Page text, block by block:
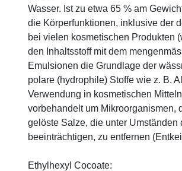
Wasser. Ist zu etwa 65 % am
die Körperfunktionen, inklusive der
bei vielen kosmetischen Produkten
den Inhaltsstoff mit dem
Emulsionen die Grundlage der
polare (hydrophile) Stoffe wie z. B.
Verwendung in kosmetischen
vorbehandelt um Mikroorganismen,
gelöste Salze, die unter
beeinträchtigen, zu entfernen
Ethylhexyl Cocoate: